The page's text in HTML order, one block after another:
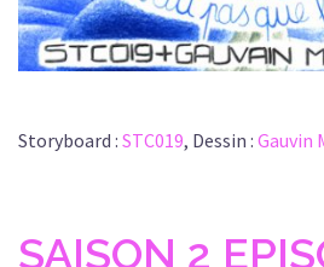
Storyboard : STC019, Dessin : Gauvin
SAISON 2